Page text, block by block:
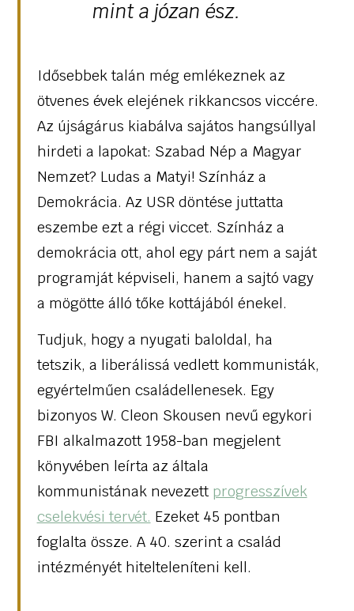
mint a józan ész.
Idősebbek talán még emlékeznek az
ötvenes évek elejének rikkancsos viccére.
Az újságárus kiabálva sajátos hangsúllyal
hirdeti a lapokat: Szabad Nép a Magyar
Nemzet? Ludas a Matyi! Színház a
Demokrácia. Az USR döntése juttatta
eszembe ezt a régi viccet. Színház a
demokrácia ott, ahol egy párt nem a saját
programját képviseli, hanem a sajtó vagy
a mögötte álló tőke kottájából énekel.
Tudjuk, hogy a nyugati baloldal, ha
tetszik, a liberálissá vedlett kommunisták,
egyértelműen családellenesek. Egy
bizonyos W. Cleon Skousen nevű egykori
FBI alkalmazott 1958-ban megjelent
könyvében leírta az általa
kommunistának nevezett progresszívek
cselekvési tervét. Ezeket 45 pontban
foglalta össze. A 40. szerint a család
intézményét hitelteleníteni kell.